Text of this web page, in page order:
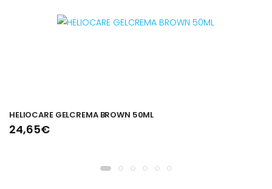
HELIOCARE GELCREMA BROWN 50ML
24,65€